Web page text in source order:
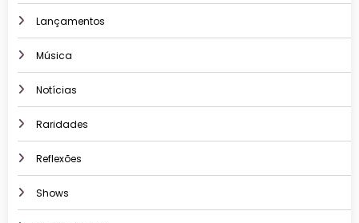
Lançamentos
Música
Notícias
Raridades
Reflexões
Shows